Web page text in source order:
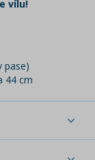
vílu!
pase)
44 cm